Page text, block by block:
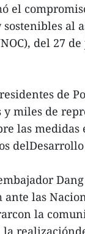
el
al
del 27
de
miles de
las medidas
delDesarrollo
las
la
la